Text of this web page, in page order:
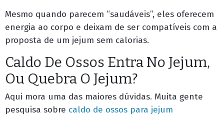
Mesmo quando parecem “saudáveis”, eles oferecem
energia ao corpo e deixam de ser compatíveis com a
proposta de um jejum sem calorias.
Caldo De Ossos Entra No Jejum,
Ou Quebra O Jejum?
Aqui mora uma das maiores dúvidas. Muita gente
pesquisa sobre caldo de ossos para jejum